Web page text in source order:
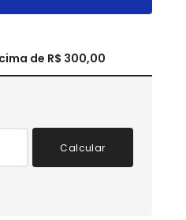
de R$ 300,00
Calcular